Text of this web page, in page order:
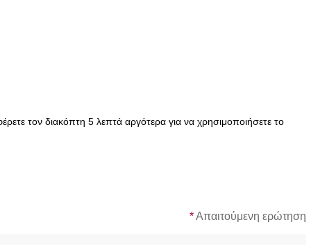
τον διακόπτη 5 λεπτά αργότερα για να χρησιμοποιήσετε το
*Απαιτούμενη ερώτηση